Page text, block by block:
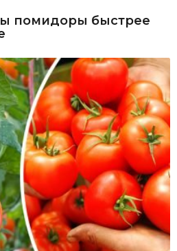
помидоры быстрее